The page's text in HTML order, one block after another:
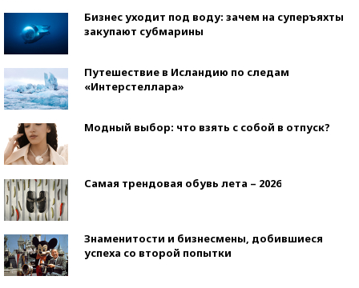
Бизнес уходит под воду: зачем на суперъяхты
закупают субмарины
Путешествие в Исландию по следам
«Интерстеллара»
Модный выбор: что взять с собой в отпуск?
Самая трендовая обувь лета – 2026
Знаменитости и бизнесмены, добившиеся
успеха со второй попытки